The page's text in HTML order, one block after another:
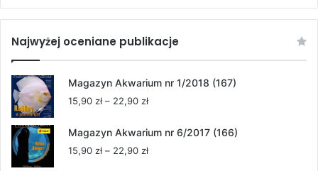
Najwyżej oceniane publikacje
Magazyn Akwarium nr 1/2018 (167)
15,90 zł – 22,90 złZakres
od
Magazyn Akwarium nr 6/2017 (166)
15,90 zł – 22,90 złZakres